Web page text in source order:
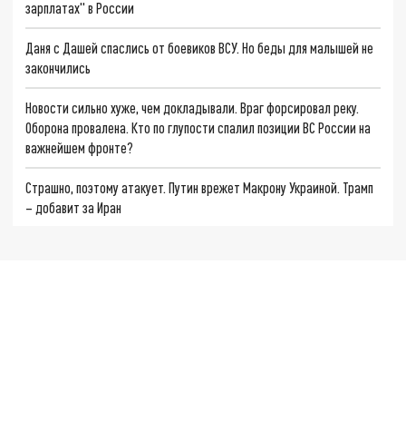
зарплатах" в России
Даня с Дашей спаслись от боевиков ВСУ. Но беды для малышей не
закончились
Новости сильно хуже, чем докладывали. Враг форсировал реку.
Оборона провалена. Кто по глупости спалил позиции ВС России на
важнейшем фронте?
Страшно, поэтому атакует. Путин врежет Макрону Украиной. Трамп
– добавит за Иран